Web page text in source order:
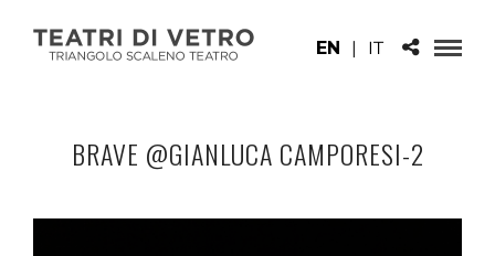
EN | IT
BRAVE @GIANLUCA CAMPORESI-2